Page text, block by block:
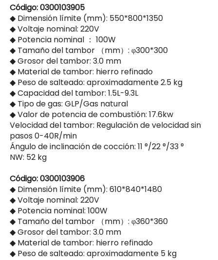
Código: 0300103905
◆ Dimensión límite (mm): 550*800*1350
◆ Voltaje nominal: 220V
◆ Potencia nominal ： 100W
◆ Tamaño del tambor （mm）: φ300*300
◆ Grosor del tambor: 3.0 mm
◆ Material de tambor: hierro refinado
◆ Peso de salteado: aproximadamente 2.5 kg
◆ Capacidad del tambor: 1.5L-9.3L
◆ Tipo de gas: GLP/Gas natural
◆ Valor de potencia de combustión: 17.6kw
Velocidad del tambor: Regulación de velocidad sin
pasos 0-40R/min
Ángulo de inclinación de cocción: 11 °/22 °/33 °
NW: 52 kg
Código: 0300103906
◆ Dimensión límite (mm): 610*840*1480
◆ Voltaje nominal: 220V
◆ Potencia nominal: 100W
◆ Tamaño del tambor （mm）: φ360*360
◆ Grosor del tambor: 3.0 mm
◆ Material de tambor: hierro refinado
◆ Peso de salteado: aproximadamente 5 kg